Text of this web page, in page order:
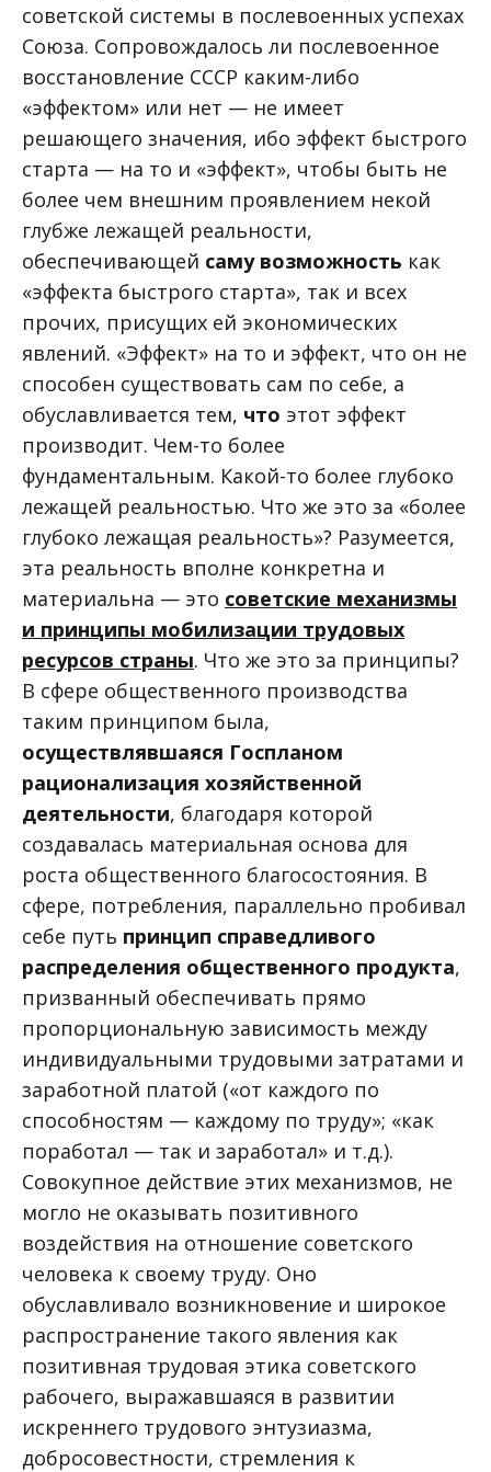
советской системы в послевоенных успехах
Союза. Сопровождалось ли послевоенное
восстановление СССР каким-либо
«эффектом» или нет — не имеет
решающего значения, ибо эффект быстрого
старта — на то и «эффект», чтобы быть не
более чем внешним проявлением некой
глубже лежащей реальности,
обеспечивающей саму возможность как
«эффекта быстрого старта», так и всех
прочих, присущих ей экономических
явлений. «Эффект» на то и эффект, что он не
способен существовать сам по себе, а
обуславливается тем, чтo этот эффект
производит. Чем-то более
фундаментальным. Какой-то более глубоко
лежащей реальностью. Что же это за «более
глубоко лежащая реальность»? Разумеется,
эта реальность вполне конкретна и
материальна — это советские механизмы
и принципы мобилизации трудовых
ресурсов страны. Что же это за принципы?
В сфере общественного производства
таким принципом была,
осуществлявшаяся Госпланом
рационализация хозяйственной
деятельности, благодаря которой
создавалась материальная основа для
роста общественного благосостояния. В
сфере, потребления, параллельно пробивал
себе путь принцип справедливого
распределения общественного продукта,
призванный обеспечивать прямо
пропорциональную зависимость между
индивидуальными трудовыми затратами и
заработной платой («от каждого по
способностям — каждому по труду»; «как
поработал — так и заработал» и т.д.).
Совокупное действие этих механизмов, не
могло не оказывать позитивного
воздействия на отношение советского
человека к своему труду. Оно
обуславливало возникновение и широкое
распространение такого явления как
позитивная трудовая этика советского
рабочего, выражавшаяся в развитии
искреннего трудового энтузиазма,
добросовестности, стремления к